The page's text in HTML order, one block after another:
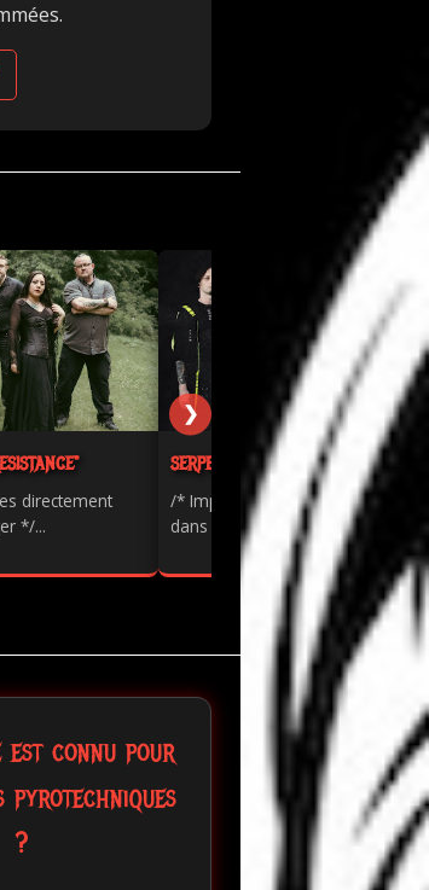
directement
*/...
SERPENTS - "PAINKILLER"
/* Import des polices directement
dans l'article Blogger */...
❯
est connu pour
pyrotechniques
?